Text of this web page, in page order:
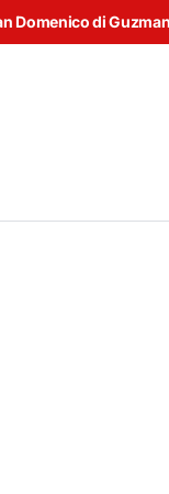
Domenico di Guzman